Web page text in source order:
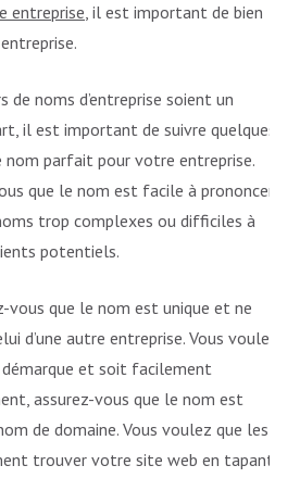
entreprise, il est important de bien
de noms d’entreprise soient un
il est important de suivre quelques
parfait pour votre entreprise.
que le nom est facile à prononcer
trop complexes ou difficiles à
potentiels.
vous que le nom est unique et ne
d’une autre entreprise. Vous voulez
et soit facilement
assurez-vous que le nom est
de domaine. Vous voulez que les
trouver votre site web en tapant